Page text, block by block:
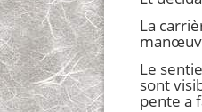
La
Le
sont
pente a